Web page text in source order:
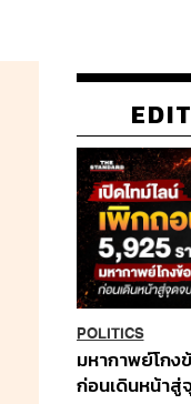
POLITICS
มหากาพย์โก
ก่อนเดินหน้าสู่